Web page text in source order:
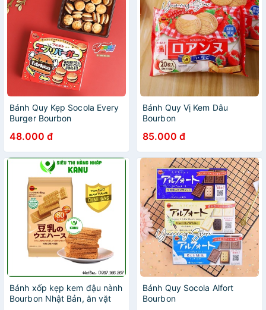
Bánh Quy Kẹp Socola Every
Burger Bourbon
48.000 đ
Bánh Quy Vị Kem Dâu
Bourbon
85.000 đ
Bánh xốp kẹp kem đậu nành
Bourbon Nhật Bản, ăn vặt
Bánh Quy Socola Alfort
Bourbon